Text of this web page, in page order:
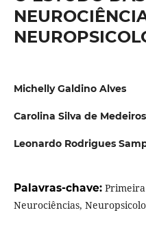
Michelly Galdino Alves
Carolina Silva de Medeiros
Leonardo Rodrigues
Palavras-chave:
Neurociências,